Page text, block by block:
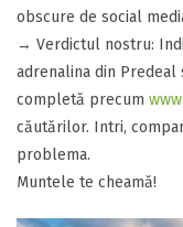
obscure de social
​→ Verdictul nostru:
adrenalina din Predeal
completă precum
căutărilor. Intri,
problema.
​Muntele te cheamă!